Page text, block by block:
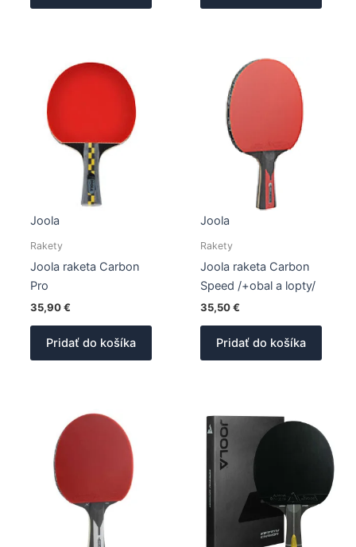
Joola
Rakety
Joola raketa Carbon
Pro
35,90€
Pridať do košíka
Joola
Rakety
Joola raketa Carbon
Speed /+obal a lopty/
35,50€
Pridať do košíka